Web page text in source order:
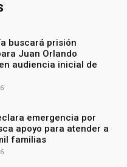
buscará prisión
Juan Orlando
audiencia inicial de
emergencia por
apoyo para atender a
familias